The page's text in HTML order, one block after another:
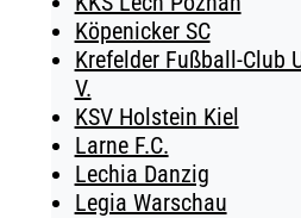
Köpenicker SC
Krefelder Fußball-Club
V.
KSV Holstein Kiel
Larne F.C.
Lechia Danzig
Legia Warschau